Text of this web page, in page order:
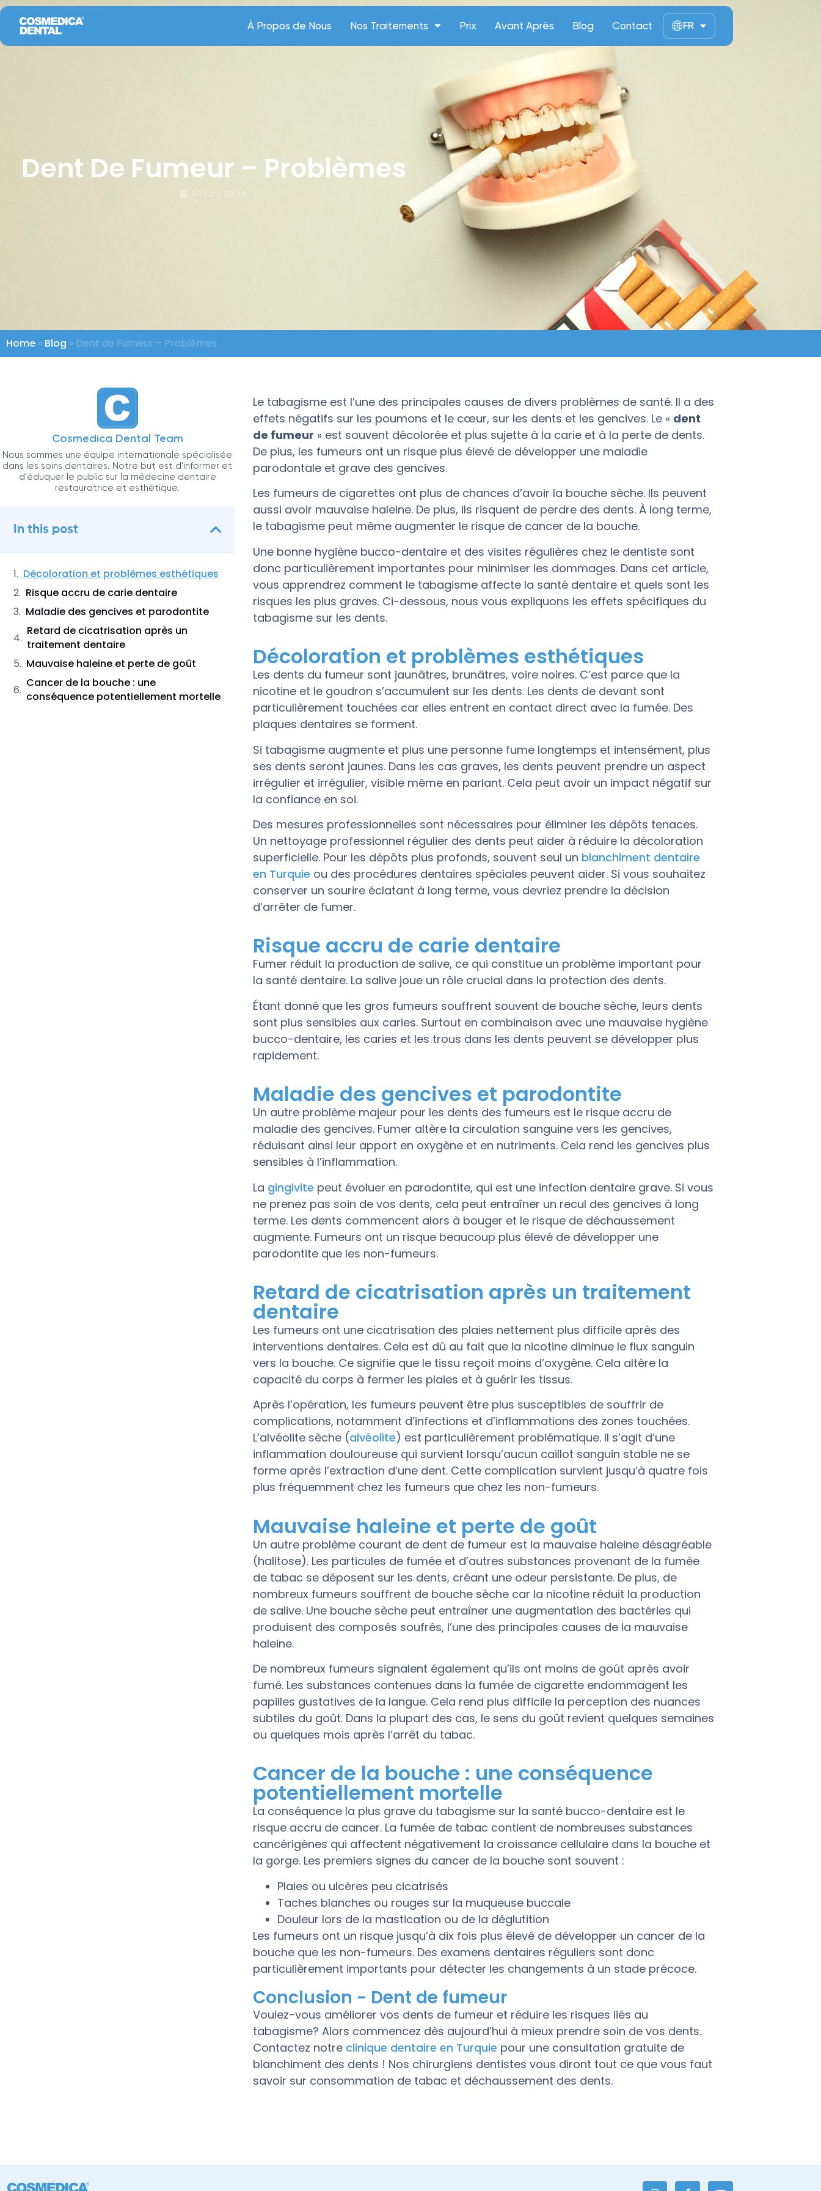
À Propos de Nous Nos Traitements Prix Avant Après Blog Contact FR
Dent De Fumeur – Problèmes
02/21/2025
Home » Blog » Dent de Fumeur – Problèmes
Cosmedica Dental Team
Nous sommes une équipe internationale spécialisée
dans les soins dentaires. Notre but est d'informer et
d'éduquer le public sur la médecine dentaire
restauratrice et esthétique.
In this post
Décoloration et problèmes esthétiques
Risque accru de carie dentaire
Maladie des gencives et parodontite
Retard de cicatrisation après un
traitement dentaire
Mauvaise haleine et perte de goût
Cancer de la bouche : une
conséquence potentiellement mortelle
Le tabagisme est l’une des principales causes de divers problèmes de santé. Il a des
effets négatifs sur les poumons et le cœur, sur les dents et les gencives. Le « dent
de fumeur » est souvent décolorée et plus sujette à la carie et à la perte de dents.
De plus, les fumeurs ont un risque plus élevé de développer une maladie
parodontale et grave des gencives.
Les fumeurs de cigarettes ont plus de chances d’avoir la bouche sèche. Ils peuvent
aussi avoir mauvaise haleine. De plus, ils risquent de perdre des dents. À long terme,
le tabagisme peut même augmenter le risque de cancer de la bouche.
Une bonne hygiène bucco-dentaire et des visites régulières chez le dentiste sont
donc particulièrement importantes pour minimiser les dommages. Dans cet article,
vous apprendrez comment le tabagisme affecte la santé dentaire et quels sont les
risques les plus graves. Ci-dessous, nous vous expliquons les effets spécifiques du
tabagisme sur les dents.
Décoloration et problèmes esthétiques
Les dents du fumeur sont jaunâtres, brunâtres, voire noires. C’est parce que la
nicotine et le goudron s’accumulent sur les dents. Les dents de devant sont
particulièrement touchées car elles entrent en contact direct avec la fumée. Des
plaques dentaires se forment.
Si tabagisme augmente et plus une personne fume longtemps et intensément, plus
ses dents seront jaunes. Dans les cas graves, les dents peuvent prendre un aspect
irrégulier et irrégulier, visible même en parlant. Cela peut avoir un impact négatif sur
la confiance en soi.
Des mesures professionnelles sont nécessaires pour éliminer les dépôts tenaces.
Un nettoyage professionnel régulier des dents peut aider à réduire la décoloration
superficielle. Pour les dépôts plus profonds, souvent seul un blanchiment dentaire
en Turquie ou des procédures dentaires spéciales peuvent aider. Si vous souhaitez
conserver un sourire éclatant à long terme, vous devriez prendre la décision
d’arrêter de fumer.
Risque accru de carie dentaire
Fumer réduit la production de salive, ce qui constitue un problème important pour
la santé dentaire. La salive joue un rôle crucial dans la protection des dents.
Étant donné que les gros fumeurs souffrent souvent de bouche sèche, leurs dents
sont plus sensibles aux caries. Surtout en combinaison avec une mauvaise hygiène
bucco-dentaire, les caries et les trous dans les dents peuvent se développer plus
rapidement.
Maladie des gencives et parodontite
Un autre problème majeur pour les dents des fumeurs est le risque accru de
maladie des gencives. Fumer altère la circulation sanguine vers les gencives,
réduisant ainsi leur apport en oxygène et en nutriments. Cela rend les gencives plus
sensibles à l’inflammation.
La gingivite peut évoluer en parodontite, qui est une infection dentaire grave. Si vous
ne prenez pas soin de vos dents, cela peut entraîner un recul des gencives à long
terme. Les dents commencent alors à bouger et le risque de déchaussement
augmente. Fumeurs ont un risque beaucoup plus élevé de développer une
parodontite que les non-fumeurs.
Retard de cicatrisation après un traitement
dentaire
Les fumeurs ont une cicatrisation des plaies nettement plus difficile après des
interventions dentaires. Cela est dû au fait que la nicotine diminue le flux sanguin
vers la bouche. Ce signifie que le tissu reçoit moins d’oxygène. Cela altère la
capacité du corps à fermer les plaies et à guérir les tissus.
Après l’opération, les fumeurs peuvent être plus susceptibles de souffrir de
complications, notamment d’infections et d’inflammations des zones touchées.
L’alvéolite sèche (alvéolite) est particulièrement problématique. Il s’agit d’une
inflammation douloureuse qui survient lorsqu’aucun caillot sanguin stable ne se
forme après l’extraction d’une dent. Cette complication survient jusqu’à quatre fois
plus fréquemment chez les fumeurs que chez les non-fumeurs.
Mauvaise haleine et perte de goût
Un autre problème courant de dent de fumeur est la mauvaise haleine désagréable
(halitose). Les particules de fumée et d’autres substances provenant de la fumée
de tabac se déposent sur les dents, créant une odeur persistante. De plus, de
nombreux fumeurs souffrent de bouche sèche car la nicotine réduit la production
de salive. Une bouche sèche peut entraîner une augmentation des bactéries qui
produisent des composés soufrés, l’une des principales causes de la mauvaise
haleine.
De nombreux fumeurs signalent également qu’ils ont moins de goût après avoir
fumé. Les substances contenues dans la fumée de cigarette endommagent les
papilles gustatives de la langue. Cela rend plus difficile la perception des nuances
subtiles du goût. Dans la plupart des cas, le sens du goût revient quelques semaines
ou quelques mois après l’arrêt du tabac.
Cancer de la bouche : une conséquence
potentiellement mortelle
La conséquence la plus grave du tabagisme sur la santé bucco-dentaire est le
risque accru de cancer. La fumée de tabac contient de nombreuses substances
cancérigènes qui affectent négativement la croissance cellulaire dans la bouche et
la gorge. Les premiers signes du cancer de la bouche sont souvent :
Plaies ou ulcères peu cicatrisés
Taches blanches ou rouges sur la muqueuse buccale
Douleur lors de la mastication ou de la déglutition
Les fumeurs ont un risque jusqu’à dix fois plus élevé de développer un cancer de la
bouche que les non-fumeurs. Des examens dentaires réguliers sont donc
particulièrement importants pour détecter les changements à un stade précoce.
Conclusion - Dent de fumeur
Voulez-vous améliorer vos dents de fumeur et réduire les risques liés au
tabagisme? Alors commencez dès aujourd’hui à mieux prendre soin de vos dents.
Contactez notre clinique dentaire en Turquie pour une consultation gratuite de
blanchiment des dents ! Nos chirurgiens dentistes vous diront tout ce que vous faut
savoir sur consommation de tabac et déchaussement des dents.